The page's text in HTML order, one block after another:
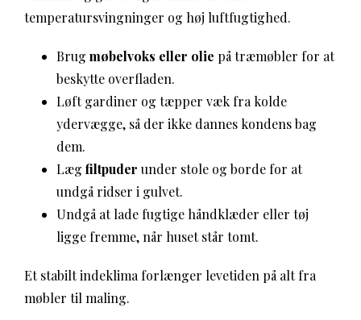
temperatursvingninger og høj luftfugtighed.
Brug møbelvoks eller olie på træmøbler for at
beskytte overfladen.
Løft gardiner og tæpper væk fra kolde
ydervægge, så der ikke dannes kondens bag
dem.
Læg filtpuder under stole og borde for at
undgå ridser i gulvet.
Undgå at lade fugtige håndklæder eller tøj
ligge fremme, når huset står tomt.
Et stabilt indeklima forlænger levetiden på alt fra
møbler til maling.